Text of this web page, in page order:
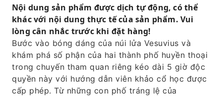
các nạn nhân của núi lửa Vesuvius ở Pompeii.
Khám phá những ngôi nhà ấm cúng, bờ biển
cổ kính, các cửa hàng và tiệm bánh ở
Herculaneum.
Tận hưởng chuyến tham quan riêng tư hoàn
toàn tùy chỉnh với nhịp độ và lộ trình linh
hoạt.
Nội dung sản phẩm được dịch tự động, có thể
khác với nội dung thực tế của sản phẩm. Vui
lòng cân nhắc trước khi đặt hàng!
Bước vào bóng dáng của núi lửa Vesuvius và
khám phá số phận của hai thành phố huyền thoại
trong chuyến tham quan riêng kéo dài 5 giờ độc
quyền này với hướng dẫn viên khảo cổ học được
cấp phép. Từ những con phố tráng lệ của